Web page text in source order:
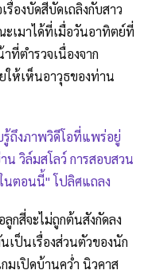
รื่องบัดสีบัดเถลิงกับสาว
เมาได้ที่เมื่อวันอาทิตย์ที่
ที่ตำรวจเนื่องจาก
ให้เห็นอาวุธของท่าน
ถึงภาพวิดีโอที่แพร่อยู่
น วิล์มสโลว์ การสอบสวน
นตอนนี้" โปลิศแถลง
กสี่จะไม่ถูกต้นสังกัดลง
เป็นเรื่องส่วนตัวของนัก
มเปิดบ้านคว่ำ นิวคาส